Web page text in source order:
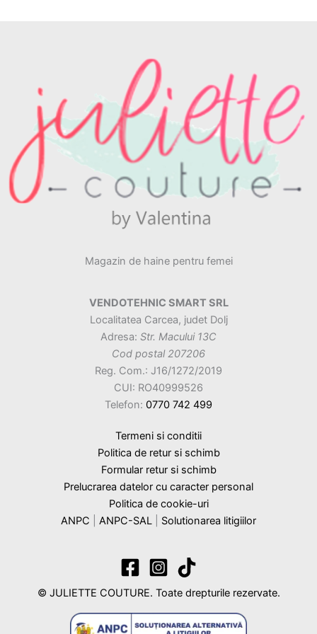
Magazin de haine pentru femei
VENDOTEHNIC SMART SRL
Localitatea Carcea, judet Dolj
Adresa: Str. Macului 13C
Cod postal 207206
Reg. Com.: J16/1272/2019
CUI: RO40999526
Telefon: 0770 742 499
Termeni si conditii
Politica de retur si schimb
Formular retur si schimb
Prelucrarea datelor cu caracter personal
Politica de cookie-uri
ANPC
ANPC-SAL Solutionarea litigiilor
© JULIETTE COUTURE. Toate drepturile rezervate.